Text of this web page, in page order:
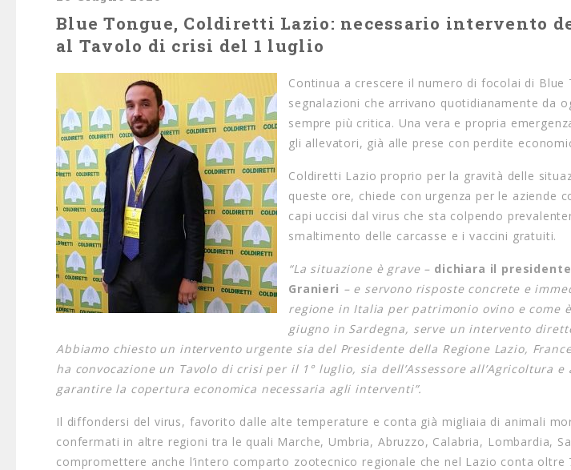
Blue Tongue, Coldiretti Lazio: necessario intervento
al Tavolo di crisi del 1 luglio
Continua a crescere il numero di focolai di
segnalazioni che arrivano quotidianamente da
sempre più critica. Una vera e propria
gli allevatori, già alle prese con perdite
Coldiretti Lazio proprio per la gravità delle
queste ore, chiede con urgenza per le aziende
capi uccisi dal virus che sta colpendo
smaltimento delle carcasse e i vaccini gratuiti.
“La situazione è grave – dichiara il
Granieri – e servono risposte concrete e
regione in Italia per patrimonio ovino e come
giugno in Sardegna, serve un intervento
Abbiamo chiesto un intervento urgente sia del Presidente della Regione Lazio,
ha convocazione un Tavolo di crisi per il 1° luglio, sia dell’Assessore all’Agricoltura
garantire la copertura economica necessaria agli interventi”.
Il diffondersi del virus, favorito dalle alte temperature e conta già migliaia di animali
confermati in altre regioni tra le quali Marche, Umbria, Abruzzo, Calabria, Lombardia,
compromettere anche l’intero comparto zootecnico regionale che nel Lazio conta oltre